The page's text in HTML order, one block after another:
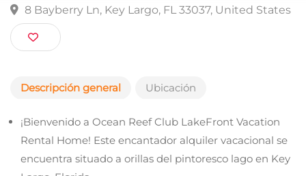
Rental Home
8 Bayberry Ln, Key Largo, FL 33037, United
Descripción general Ubicación
¡Bienvenido a Ocean Reef Club LakeFront Vacation
Rental Home! Este encantador alquiler vacacional se
encuentra situado a orillas del pintoresco lago en Key